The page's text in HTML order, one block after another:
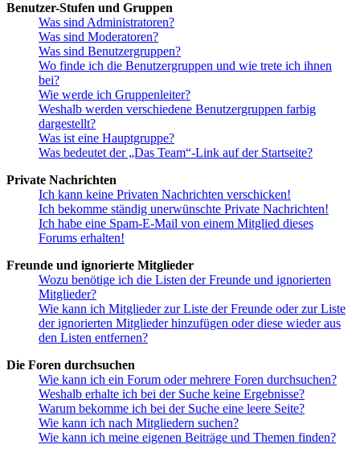
Benutzer-Stufen und Gruppen
Was sind Administratoren?
Was sind Moderatoren?
Was sind Benutzergruppen?
Wo finde ich die Benutzergruppen und wie trete ich ihnen
bei?
Wie werde ich Gruppenleiter?
Weshalb werden verschiedene Benutzergruppen farbig
dargestellt?
Was ist eine Hauptgruppe?
Was bedeutet der „Das Team“-Link auf der Startseite?
Private Nachrichten
Ich kann keine Privaten Nachrichten verschicken!
Ich bekomme ständig unerwünschte Private Nachrichten!
Ich habe eine Spam-E-Mail von einem Mitglied dieses
Forums erhalten!
Freunde und ignorierte Mitglieder
Wozu benötige ich die Listen der Freunde und ignorierten
Mitglieder?
Wie kann ich Mitglieder zur Liste der Freunde oder zur Liste
der ignorierten Mitglieder hinzufügen oder diese wieder aus
den Listen entfernen?
Die Foren durchsuchen
Wie kann ich ein Forum oder mehrere Foren durchsuchen?
Weshalb erhalte ich bei der Suche keine Ergebnisse?
Warum bekomme ich bei der Suche eine leere Seite?
Wie kann ich nach Mitgliedern suchen?
Wie kann ich meine eigenen Beiträge und Themen finden?